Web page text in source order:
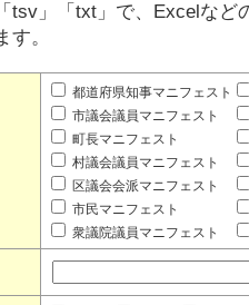
tsv」「txt」で、Excelなど
。
都道府県知事マニフェスト
市議会議員マニフェスト
町長マニフェスト
村議会議員マニフェスト
区議会会派マニフェスト
市民マニフェスト
衆議院議員マニフェスト